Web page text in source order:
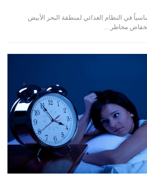
في النظام الغذائي لمنطقة البحر الأبيض
مخاطر…